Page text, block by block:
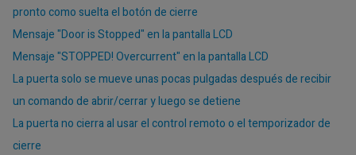
pronto como suelta el botón de cierre
Mensaje "Door is Stopped" en la pantalla LCD
Mensaje "STOPPED! Overcurrent" en la pantalla LCD
La puerta solo se mueve unas pocas pulgadas después de recibir
un comando de abrir/cerrar y luego se detiene
La puerta no cierra al usar el control remoto o el temporizador de
cierre